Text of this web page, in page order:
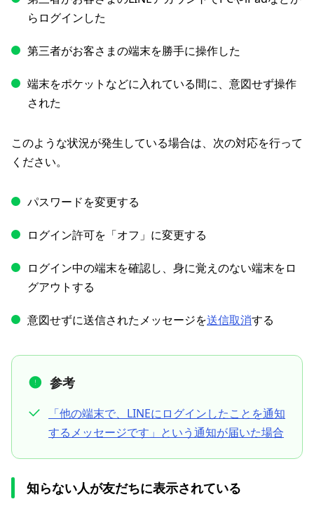
らログインした
第三者がお客さまの端末を勝手に操作した
端末をポケットなどに入れている間に、意図せず操作
された
このような状況が発生している場合は、次の対応を行って
ください。
パスワードを変更する
ログイン許可を「オフ」に変更する
ログイン中の端末を確認し、身に覚えのない端末をロ
グアウトする
意図せずに送信されたメッセージを送信取消する
参考
「他の端末で、LINEにログインしたことを通知
するメッセージです」という通知が届いた場合
知らない人が友だちに表示されている